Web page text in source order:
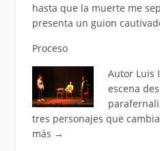
hasta que la muerte me
presenta un guion
Proceso
Autor Luis
escena
tres personajes que
más →